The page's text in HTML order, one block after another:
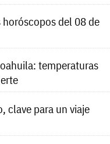
del 08 de
temperaturas
clave para un viaje